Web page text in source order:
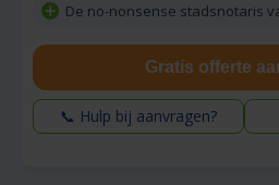
De no-nonsense stadsnotaris
Gratis offerte
📞 Hulp bij aanvragen?